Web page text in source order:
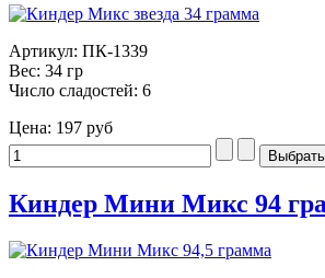
Артикул: ПК-1339
Вес: 34 гр
Число сладостей: 6
Цена: 197 руб
Киндер Мини Микс 94